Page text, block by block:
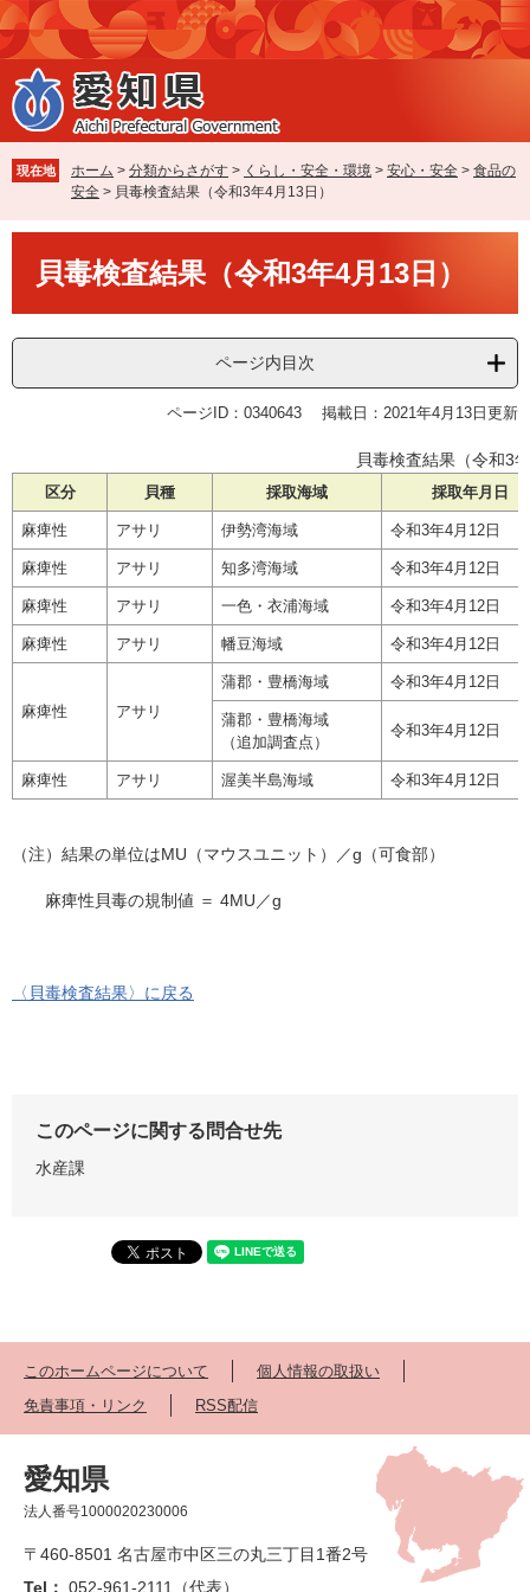
ペ
ー
ジ
の
先
で
す
メ
ニ
ュ
ー
を
ば
し
本
現在地 ホーム > 分類からさがす > くらし・安全・環境 > 安心・安全 > 食品の
安全 > 貝毒検査結果（令和3年4月13日）
貝毒検査結果（令和3年4月13日）
ページ内目次
ページID：0340643 掲載日：2021年4月13日更新
貝毒検査結果（令和3
区分 貝種 採取海域 採取年月日
麻痺性 アサリ 伊勢湾海域 令和3年4月12日
麻痺性 アサリ 知多湾海域 令和3年4月12日
麻痺性 アサリ 一色・衣浦海域 令和3年4月12日
麻痺性 アサリ 幡豆海域 令和3年4月12日
麻痺性 アサリ
蒲郡・豊橋海域 令和3年4月12日
蒲郡・豊橋海域
（追加調査点）
令和3年4月12日
麻痺性 アサリ 渥美半島海域 令和3年4月12日
（注）結果の単位はMU（マウスユニット）／g（可食部）
麻痺性貝毒の規制値 ＝ 4MU／g
〈貝毒検査結果〉に戻る
このページに関する問合せ先
水産課
このホームページについて
個人情報の取扱い
免責事項・リンク
RSS配信
愛知県
法人番号1000020230006
〒460-8501 名古屋市中区三の丸三丁目1番2号
Tel： 052-961-2111（代表）